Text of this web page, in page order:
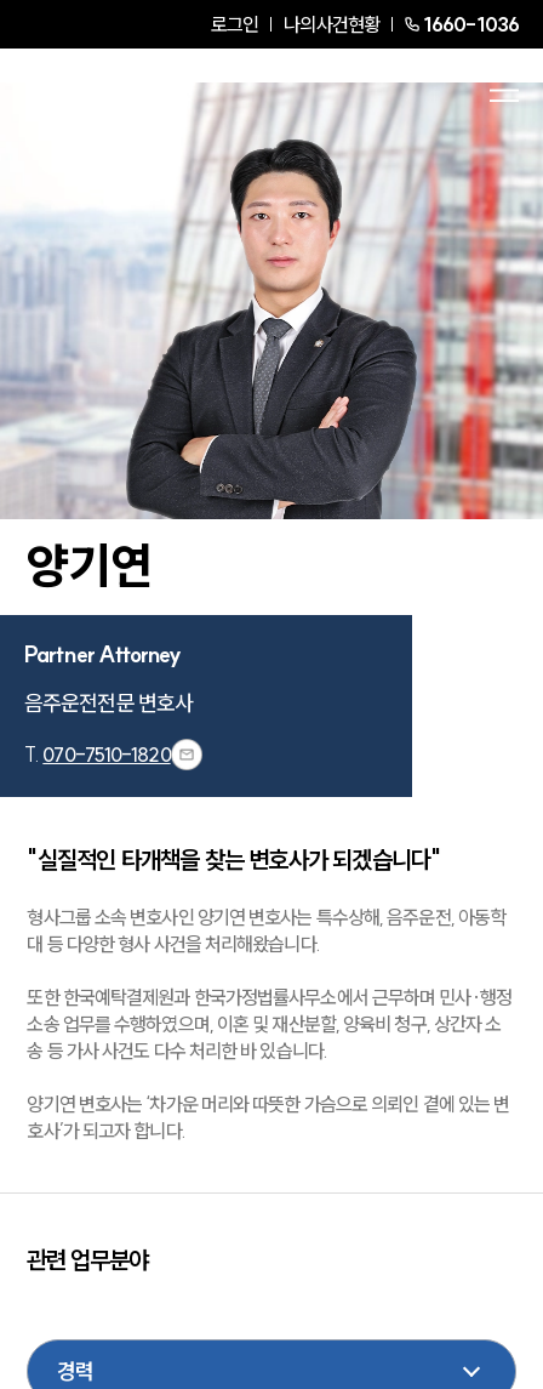
로그인 나의사건현황 1660-1036
양기연
Partner Attorney
음주운전전문 변호사
T. 070-7510-1820
"실질적인 타개책을 찾는 변호사가 되겠습니다"
형사그룹 소속 변호사인 양기연 변호사는 특수상해, 음주운전, 아동학
대 등 다양한 형사 사건을 처리해왔습니다.
또한 한국예탁결제원과 한국가정법률사무소에서 근무하며 민사·행정
소송 업무를 수행하였으며, 이혼 및 재산분할, 양육비 청구, 상간자 소
송 등 가사 사건도 다수 처리한 바 있습니다.
양기연 변호사는 ‘차가운 머리와 따뜻한 가슴으로 의뢰인 곁에 있는 변
호사’가 되고자 합니다.
관련 업무분야
민사